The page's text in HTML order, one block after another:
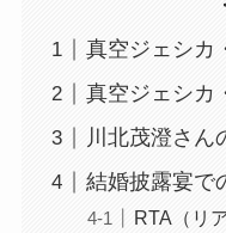
真空ジェシカ
真空ジェシカ
川北茂澄さん
結婚披露宴で
RTA（リ